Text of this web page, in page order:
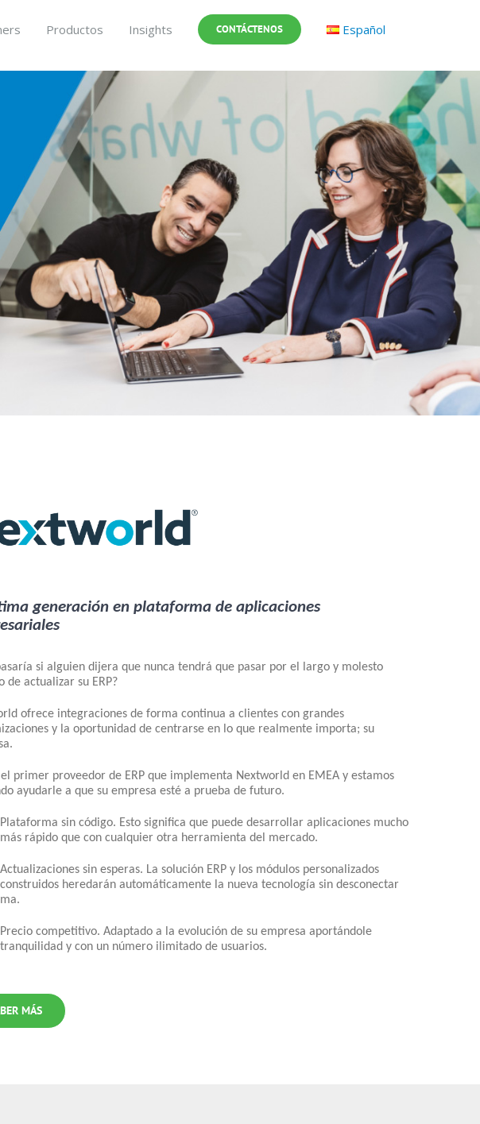
Productos Insights CONTÁCTENOS Español
generación en plataforma de aplicaciones
si alguien dijera que nunca tendrá que pasar por el largo y molesto
de actualizar su ERP?
ofrece integraciones de forma continua a clientes con grandes
y la oportunidad de centrarse en lo que realmente importa; su
el primer proveedor de ERP que implementa Nextworld en EMEA y estamos
ayudarle a que su empresa esté a prueba de futuro.
Plataforma sin código. Esto significa que puede desarrollar aplicaciones mucho
más rápido que con cualquier otra herramienta del mercado.
Actualizaciones sin esperas. La solución ERP y los módulos personalizados
construidos heredarán automáticamente la nueva tecnología sin desconectar
Precio competitivo. Adaptado a la evolución de su empresa aportándole
tranquilidad y con un número ilimitado de usuarios.
MÁS